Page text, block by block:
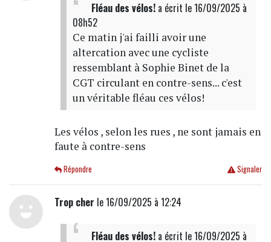
Fléau des vélos!a écrit le 16/09/2025 à
08h52
Ce matin j'ai failli avoir une
altercation avec une cycliste
ressemblant à Sophie Binet de la
CGT circulant en contre-sens... c'est
un véritable fléau ces vélos!
Les vélos , selon les rues , ne sont jamais en
faute à contre-sens
Signaler
Répondre
Trop cher le 16/09/2025 à 12:24
Fléau des vélos!a écrit le 16/09/2025 à